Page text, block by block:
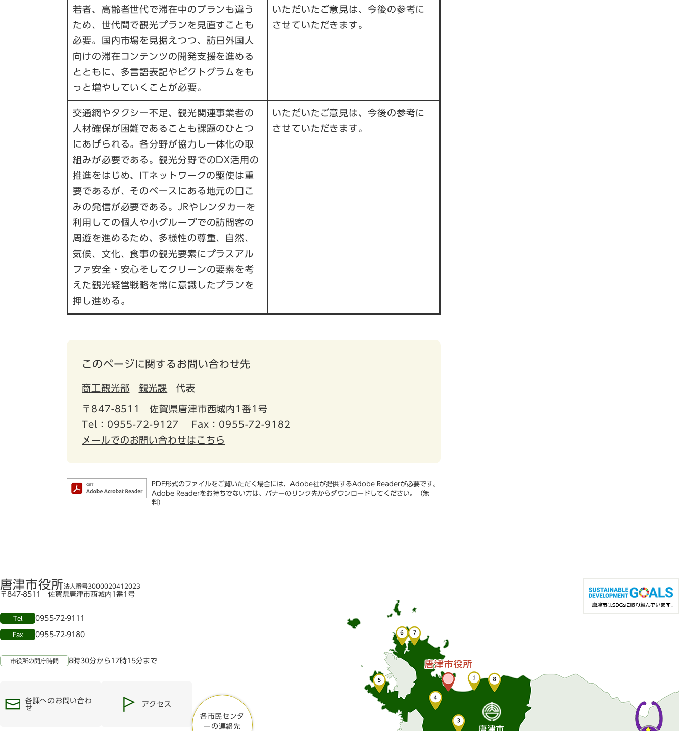
若者、高齢者世代で滞在中のプランも違う
ため、世代間で観光プランを見直すことも
必要。国内市場を見据えつつ、訪日外国人
向けの滞在コンテンツの開発支援を進める
とともに、多言語表記やピクトグラムをも
っと増やしていくことが必要。
いただいたご意見は、今後の参考に
させていただきます。
交通網やタクシー不足、観光関連事業者の
人材確保が困難であることも課題のひとつ
にあげられる。各分野が協力し一体化の取
組みが必要である。観光分野でのDX活用の
推進をはじめ、ITネットワークの駆使は重
要であるが、そのベースにある地元の口こ
みの発信が必要である。JRやレンタカーを
利用しての個人や小グループでの訪問客の
周遊を進めるため、多様性の尊重、自然、
気候、文化、食事の観光要素にプラスアル
ファ安全・安心そしてクリーンの要素を考
えた観光経営戦略を常に意識したプランを
押し進める。
いただいたご意見は、今後の参考に
させていただきます。
このページに関するお問い合わせ先
商工観光部 観光課 代表
〒847-8511
佐賀県唐津市西城内1番1号
Tel：0955-72-9127
Fax：0955-72-9182
メールでのお問い合わせはこちら
PDF形式のファイルをご覧いただく場合には、Adobe社が提供するAdobe Readerが必要です。
Adobe Readerをお持ちでない方は、バナーのリンク先からダウンロードしてください。（無
料）
唐津市役所法人番号3000020412023
〒847-8511 佐賀県唐津市西城内1番1号
Tel 0955-72-9111
Fax 0955-72-9180
市役所の開庁時間 8時30分から17時15分まで
各課へのお問い合わ
せ
アクセス
各市民センタ
ーの連絡先